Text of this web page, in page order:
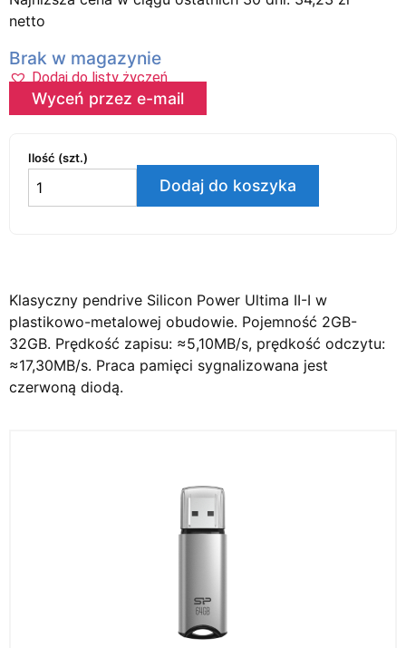
netto
Brak w magazynie
Dodaj do listy życzeń
Wyceń przez e-mail
Ilość (szt.)
Dodaj do koszyka
Klasyczny pendrive Silicon Power Ultima II-I w
plastikowo-metalowej obudowie. Pojemność 2GB-
32GB. Prędkość zapisu: ≈5,10MB/s, prędkość odczytu:
≈17,30MB/s. Praca pamięci sygnalizowana jest
czerwoną diodą.